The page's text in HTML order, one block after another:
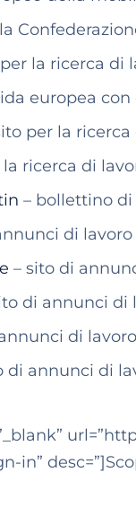
la ricerca di
europea
per la ricerca
ricerca di
– bollettino
di
– sito di
di annunci di
di
di annunci di
in”